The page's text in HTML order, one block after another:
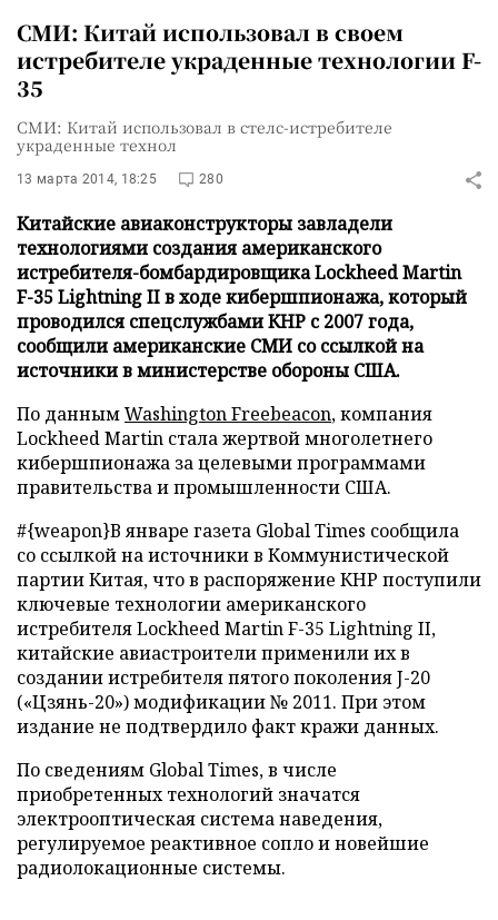
СМИ: Китай использовал в своем
истребителе украденные технологии F-
35
СМИ: Китай использовал в стелс-истребителе
украденные технол
13 марта 2014, 18:25 280
Китайские авиаконструкторы завладели
технологиями создания американского
истребителя-бомбардировщика Lockheed Martin
F-35 Lightning II в ходе кибершпионажа, который
проводился спецслужбами КНР с 2007 года,
сообщили американские СМИ со ссылкой на
источники в министерстве обороны США.
По даннымWashington Freebeacon, компания
Lockheed Martin стала жертвой многолетнего
кибершпионажа за целевыми программами
правительства и промышленности США.
#{weapon}В январе газета Global Times сообщила
со ссылкой на источники в Коммунистической
партии Китая, что в распоряжение КНР поступили
ключевые технологии американского
истребителя Lockheed Martin F-35 Lightning II,
китайские авиастроители применили их в
создании истребителя пятого поколения J-20
(«Цзянь-20») модификации № 2011. При этом
издание не подтвердило факт кражи данных.
По сведениям Global Times, в числе
приобретенных технологий значатся
электрооптическая система наведения,
регулируемое реактивное сопло и новейшие
радиолокационные системы.